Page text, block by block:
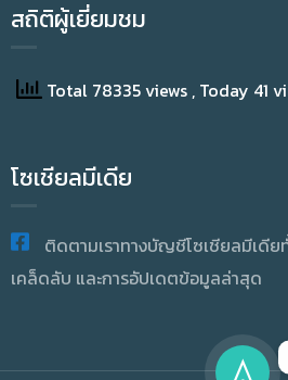
สถิติผู้เยี่ยมชม
Total 78335 views , Today 41
โซเชียลมีเดีย
ติดตามเราทางบัญชีโซเชียลมีเดี
เคล็ดลับ และการอัปเดตข้อมูลล่าสุด